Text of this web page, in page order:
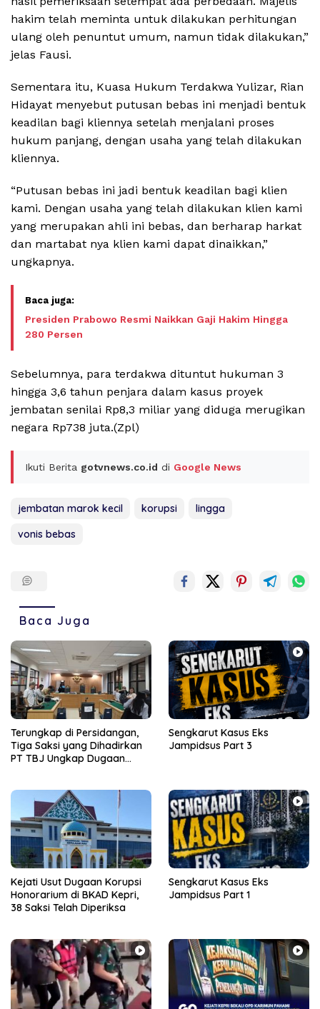
hakim telah meminta untuk dilakukan perhitungan
ulang oleh penuntut umum, namun tidak dilakukan,”
jelas Fausi.
Sementara itu, Kuasa Hukum Terdakwa Yulizar, Rian
Hidayat menyebut putusan bebas ini menjadi bentuk
keadilan bagi kliennya setelah menjalani proses
hukum panjang, dengan usaha yang telah dilakukan
kliennya.
“Putusan bebas ini jadi bentuk keadilan bagi klien
kami. Dengan usaha yang telah dilakukan klien kami
yang merupakan ahli ini bebas, dan berharap harkat
dan martabat nya klien kami dapat dinaikkan,”
ungkapnya.
Presiden Prabowo Resmi Naikkan Gaji Hakim Hingga
280 Persen
Sebelumnya, para terdakwa dituntut hukuman 3
hingga 3,6 tahun penjara dalam kasus proyek
jembatan senilai Rp8,3 miliar yang diduga merugikan
negara Rp738 juta.(Zpl)
Ikuti Berita gotvnews.co.id di Google News
jembatan marok kecil korupsi
lingga
vonis bebas
Baca Juga
Terungkap di Persidangan,
Tiga Saksi yang Dihadirkan
PT TBJ Ungkap Dugaan
di Lingga
Sengkarut Kasus Eks
Jampidsus Part 3
Kejati Usut Dugaan Korupsi
Honorarium di BKAD Kepri,
38 Saksi Telah Diperiksa
Sengkarut Kasus Eks
Jampidsus Part 1